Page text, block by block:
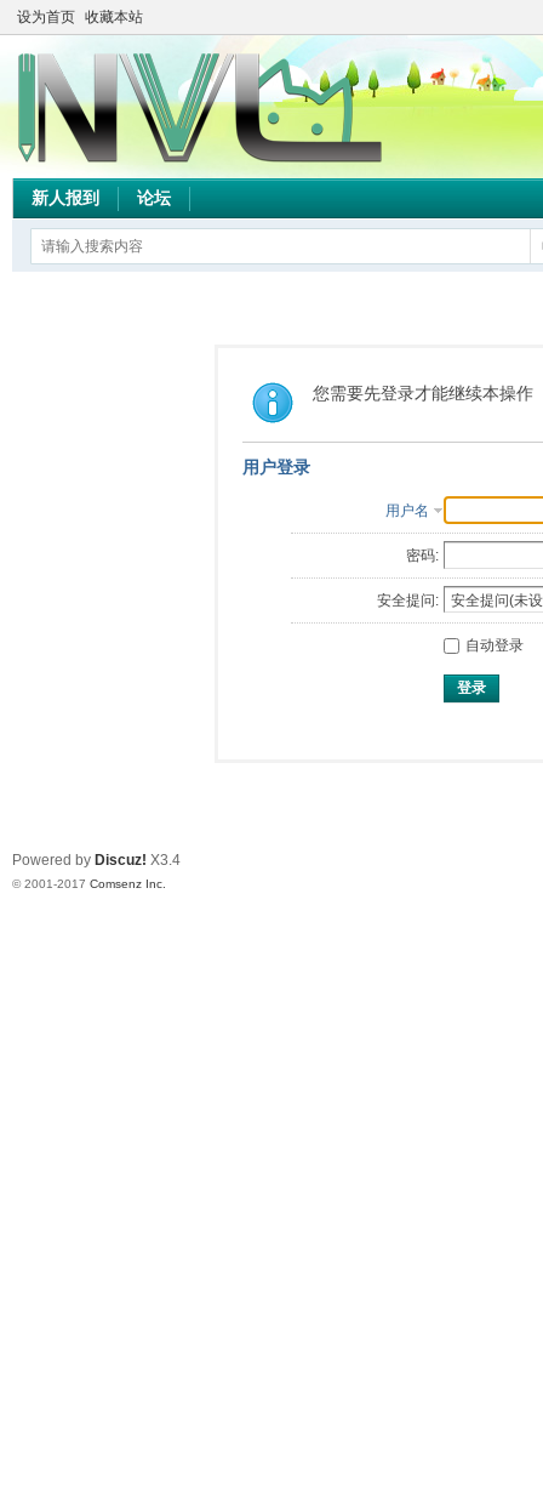
设为首页 收藏本站
新人报到 论坛
您需要先登录才能继续本操作
用户登录
用户名
密码:
安全提问:
自动登录
登录
Powered by Discuz! X3.4
© 2001-2017 Comsenz Inc.